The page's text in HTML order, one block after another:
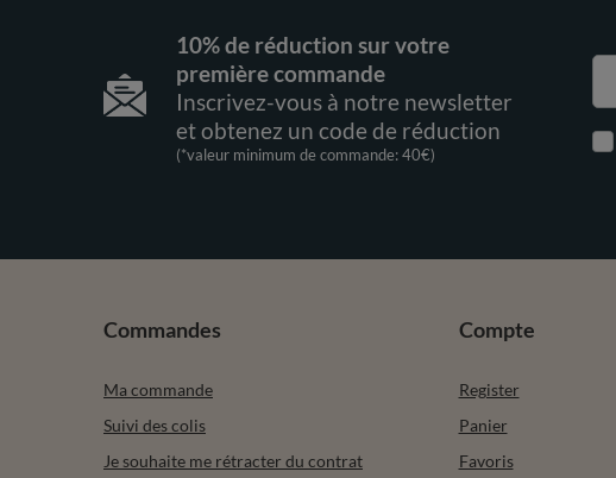
10% de réduction sur votre
première commande
Inscrivez-vous à notre newsletter
et obtenez un code de réduction
(*valeur minimum de commande: 40€)
Commandes
Ma commande
Suivi des colis
Je souhaite me rétracter du contrat
Compte
Register
Panier
Favoris